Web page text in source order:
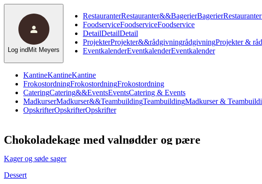
KantineKantineKantine
FrokostordningFrokostordningFrokostordning
CateringCatering&&EventsEventsCatering & Events
MadkurserMadkurser&&TeambuildingTeambuildingMadkurser &
OpskrifterOpskrifterOpskrifter
RestauranterRestauranter&&BagerierBagerier
FoodserviceFoodserviceFoodservice
DetailDetailDetail
ProjekterProjekter&&rådgivningrådgivningProjekter &
EventkalenderEventkalenderEventkalender
Log ind Mit Meyers
Chokoladekage med valnødder og pære
Kager og søde sager
Dessert